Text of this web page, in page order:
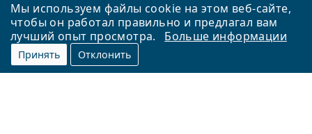
Мы используем файлы cookie на этом веб-сайте,
чтобы он работал правильно и предлагал вам
лучший опыт просмотра.
Больше информации
Принять Отклонить
Вернуться на главную страницу
Вверх
Lentiamo.lv принадлежит и управляется Lentiamo s.r.o., Чешская
Республика